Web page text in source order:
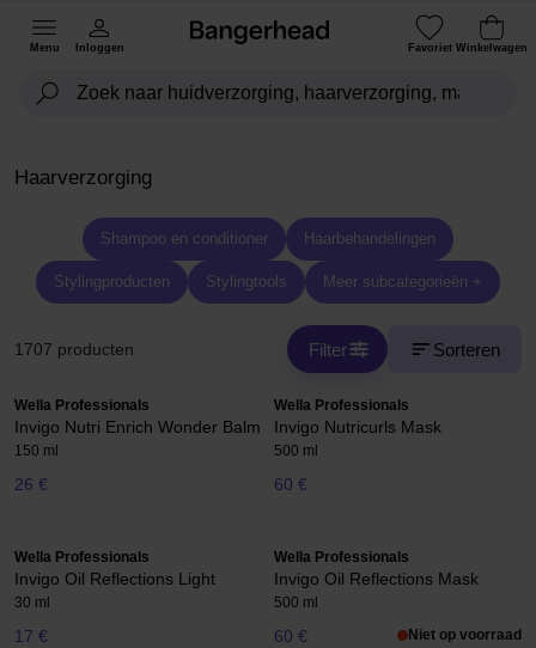
Menu Inloggen Favoriet Winkelwagen
Haarverzorging
Shampoo en conditioner Haarbehandelingen
Stylingproducten Stylingtools Meer subcategorieën +
1707 producten Filter Sorteren
Wella Professionals
Invigo Nutri Enrich Wonder Balm
150 ml
26 €
Wella Professionals
Invigo Nutricurls Mask
500 ml
60 €
Wella Professionals
Invigo Oil Reflections Light
30 ml
17 €
Wella Professionals
Invigo Oil Reflections Mask
500 ml
60 € Niet op voorraad